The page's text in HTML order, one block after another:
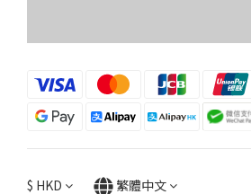
$ HKD 繁體中文